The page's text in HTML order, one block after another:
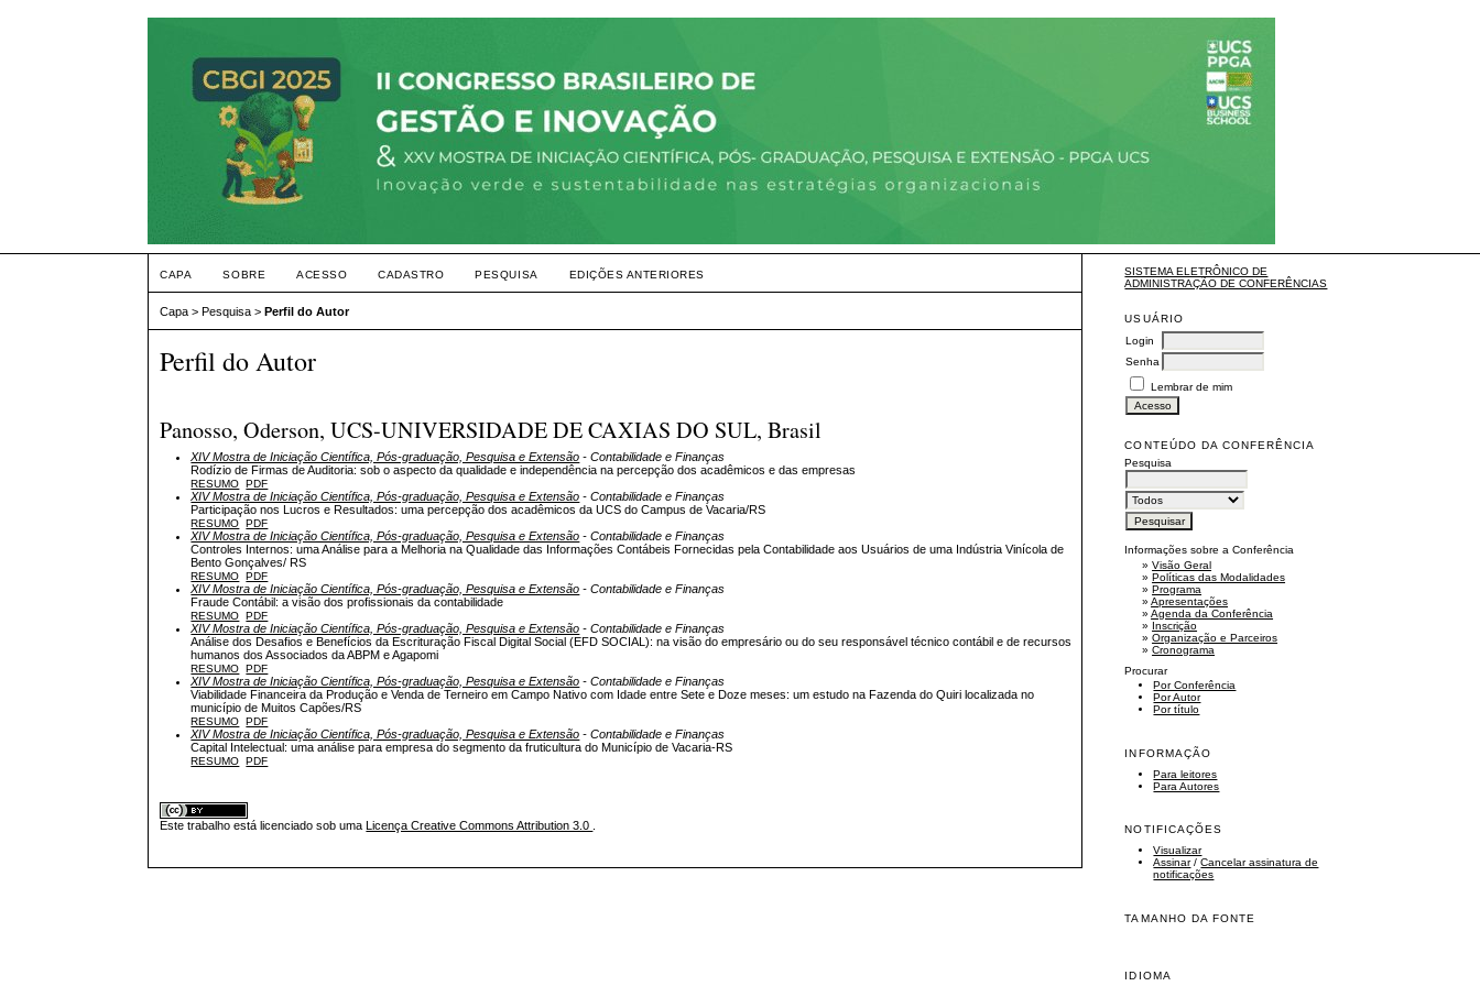
SISTEMA ELETRÔNICO DE
ADMINISTRAÇÃO DE CONFERÊNCIAS
USUÁRIO
Login
Senha
Lembrar de mim
CONTEÚDO DA CONFERÊNCIA
Pesquisa
Informações sobre a Conferência
»Visão Geral
»Políticas das Modalidades
»Programa
»Apresentações
»Agenda da Conferência
» Inscrição
»Organização e Parceiros
»Cronograma
Procurar
Por Conferência
Por Autor
Por título
INFORMAÇÃO
Para leitores
Para Autores
NOTIFICAÇÕES
Visualizar
Assinar/Cancelar assinatura de
notificações
TAMANHO DA FONTE
IDIOMA
CAPA SOBRE ACESSO CADASTRO PESQUISA EDIÇÕES ANTERIORES
Capa >Pesquisa >Perfil do Autor
Perfil do Autor
Panosso, Oderson, UCS-UNIVERSIDADE DE CAXIAS DO SUL, Brasil
XIV Mostra de Iniciação Científica, Pós-graduação, Pesquisa e Extensão - Contabilidade e Finanças
Rodízio de Firmas de Auditoria: sob o aspecto da qualidade e independência na percepção dos acadêmicos e das empresas
RESUMO PDF
XIV Mostra de Iniciação Científica, Pós-graduação, Pesquisa e Extensão - Contabilidade e Finanças
Participação nos Lucros e Resultados: uma percepção dos acadêmicos da UCS do Campus de Vacaria/RS
RESUMO PDF
XIV Mostra de Iniciação Científica, Pós-graduação, Pesquisa e Extensão - Contabilidade e Finanças
Controles Internos: uma Análise para a Melhoria na Qualidade das Informações Contábeis Fornecidas pela Contabilidade aos Usuários de uma Indústria Vinícola de
Bento Gonçalves/ RS
RESUMO PDF
XIV Mostra de Iniciação Científica, Pós-graduação, Pesquisa e Extensão - Contabilidade e Finanças
Fraude Contábil: a visão dos profissionais da contabilidade
RESUMO PDF
XIV Mostra de Iniciação Científica, Pós-graduação, Pesquisa e Extensão - Contabilidade e Finanças
Análise dos Desafios e Benefícios da Escrituração Fiscal Digital Social (EFD SOCIAL): na visão do empresário ou do seu responsável técnico contábil e de recursos
humanos dos Associados da ABPM e Agapomi
RESUMO PDF
XIV Mostra de Iniciação Científica, Pós-graduação, Pesquisa e Extensão - Contabilidade e Finanças
Viabilidade Financeira da Produção e Venda de Terneiro em Campo Nativo com Idade entre Sete e Doze meses: um estudo na Fazenda do Quiri localizada no
município de Muitos Capões/RS
RESUMO PDF
XIV Mostra de Iniciação Científica, Pós-graduação, Pesquisa e Extensão - Contabilidade e Finanças
Capital Intelectual: uma análise para empresa do segmento da fruticultura do Município de Vacaria-RS
RESUMO PDF
Este trabalho está licenciado sob uma Licença Creative Commons Attribution 3.0